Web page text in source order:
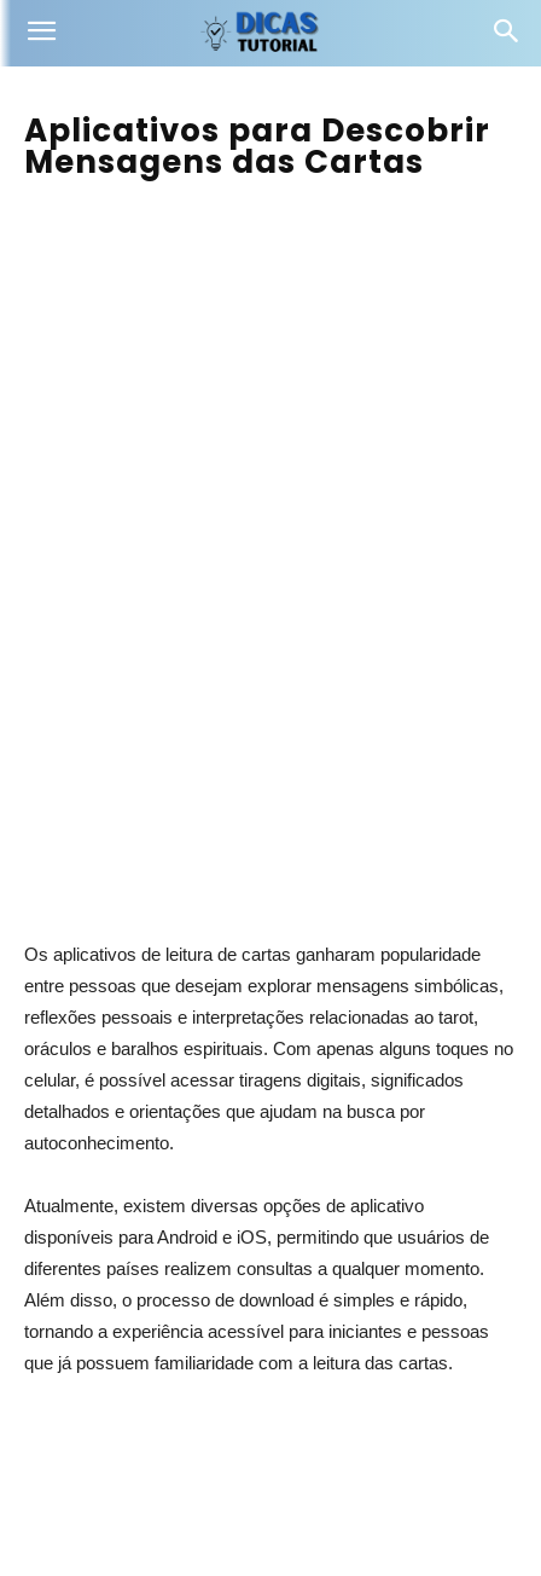
Aplicativos para Descobrir
Mensagens das Cartas
Os aplicativos de leitura de cartas ganharam popularidade
entre pessoas que desejam explorar mensagens simbólicas,
reflexões pessoais e interpretações relacionadas ao tarot,
oráculos e baralhos espirituais. Com apenas alguns toques no
celular, é possível acessar tiragens digitais, significados
detalhados e orientações que ajudam na busca por
autoconhecimento.
Atualmente, existem diversas opções de aplicativo
disponíveis para Android e iOS, permitindo que usuários de
diferentes países realizem consultas a qualquer momento.
Além disso, o processo de download é simples e rápido,
tornando a experiência acessível para iniciantes e pessoas
que já possuem familiaridade com a leitura das cartas.